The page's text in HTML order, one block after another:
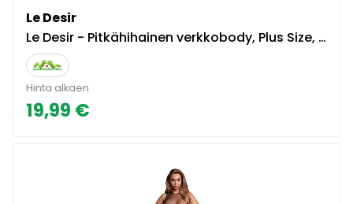
Le Desir
Le Desir - Pitkähihainen verkkobody, Plus Size, joustava, miellyttävä, sensuelli, monipuolinen, musta
Hinta alkaen
19,99 €